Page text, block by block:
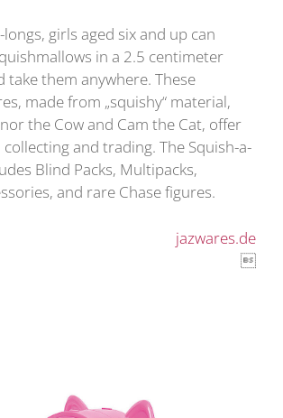
girls aged six and up can
in a 2.5 centimeter
take them anywhere. These
made from „squishy“ material,
the Cow and Cam the Cat, offer
and trading. The Squish-a-
Blind Packs, Multipacks,
and rare Chase figures.
jazwares.de
